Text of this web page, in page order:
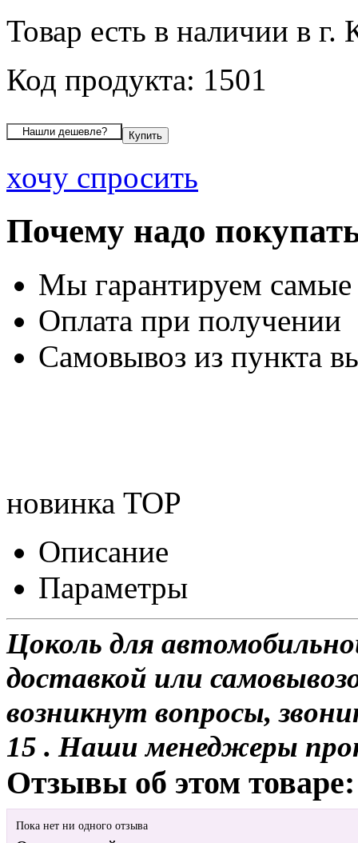
Товар есть в наличии в г.
Код продукта: 1501
хочу спросить
Почему надо
Мы гарантируем
Оплата при получении
Самовывоз из пункта
новинка TOP
Описание
Параметры
Цоколь для
доставкой или
возникнут вопросы,
15 . Наши менеджеры
Отзывы об этом товаре:
Пока нет ни одного отзыва